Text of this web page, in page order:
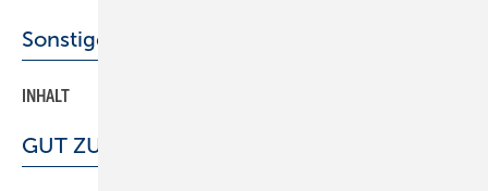
Sonstiges Thema
INHALT
GUT ZU WISSEN